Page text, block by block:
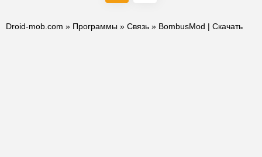
Droid-mob.com » Программы » Связь » BombusMod | Скачать